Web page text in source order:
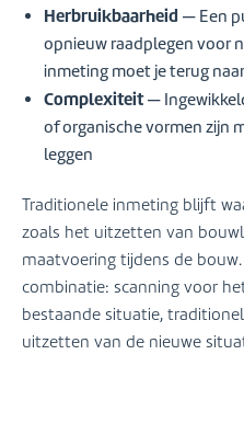
Herbruikbaarheid — Een
opnieuw raadplegen voor
inmeting moet je terug
Complexiteit—
of organische vormen zijn
leggen
Traditionele inmeting blijft
zoals het uitzetten van
maatvoering tijdens de
combinatie: scanning voor
bestaande situatie,
uitzetten van de nieuwe